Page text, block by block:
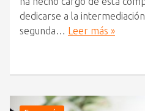
dedicarse a la
segunda… Leer más »